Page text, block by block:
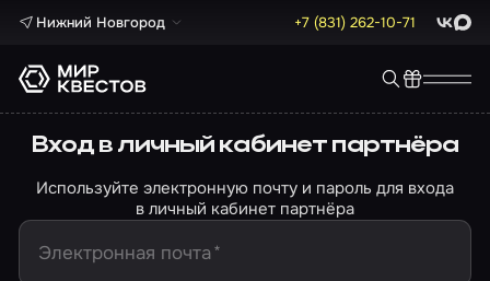
Нижний Новгород +7 (831) 262-10-71 Max
Вход в личный кабинет партнёра
Используйте электронную почту и пароль для входа
в личный кабинет партнёра
Электронная почта*